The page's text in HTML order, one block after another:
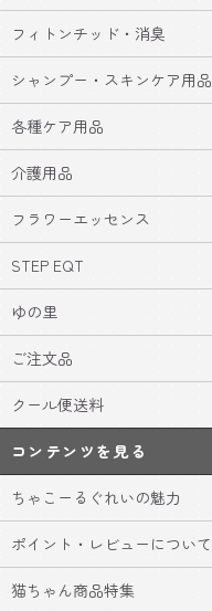
フィトンチッド・消臭
シャンプー・スキンケア用品
各種ケア用品
介護用品
フラワーエッセンス
STEP EQT
ゆの里
ご注文品
クール便送料
コンテンツを見る
ちゃこーるぐれいの魅力
ポイント・レビューについて
猫ちゃん商品特集